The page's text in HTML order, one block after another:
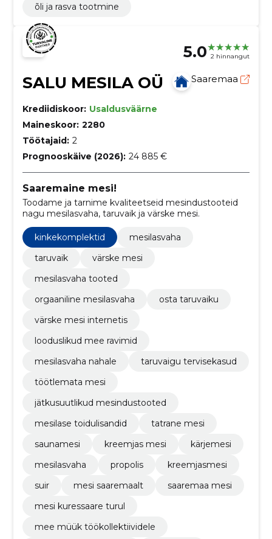
õli ja rasva tootmine
5.0 2 hinnangut
SALU MESILA OÜ Saaremaa
Krediidiskoor: Usaldusväärne
Maineskoor: 2280
Töötajaid: 2
Prognooskäive (2026): 24 885 €
Saaremaine mesi!
Toodame ja tarnime kvaliteetseid mesindustooteid
nagu mesilasvaha, taruvaik ja värske mesi.
kinkekomplektid
mesilasvaha
taruvaik
värske mesi
mesilasvaha tooted
orgaaniline mesilasvaha
osta taruvaiku
värske mesi internetis
looduslikud mee ravimid
mesilasvaha nahale
taruvaigu tervisekasud
töötlemata mesi
jätkusuutlikud mesindustooted
mesilase toidulisandid
tatrane mesi
saunamesi
kreemjas mesi
kärjemesi
mesilasvaha
propolis
kreemjasmesi
suir
mesi saaremaalt
saaremaa mesi
mesi kuressaare turul
mee müük töökollektiividele